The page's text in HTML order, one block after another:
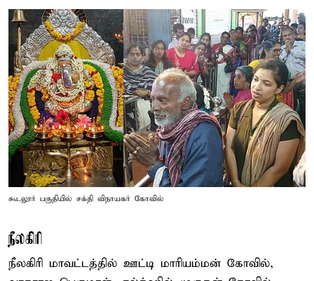
கூடலூர் பகுதியில் சக்தி விநாயகர் கோவில்
நீலகிரி
நீலகிரி மாவட்டத்தில் ஊட்டி மாரியம்மன் கோவில்,